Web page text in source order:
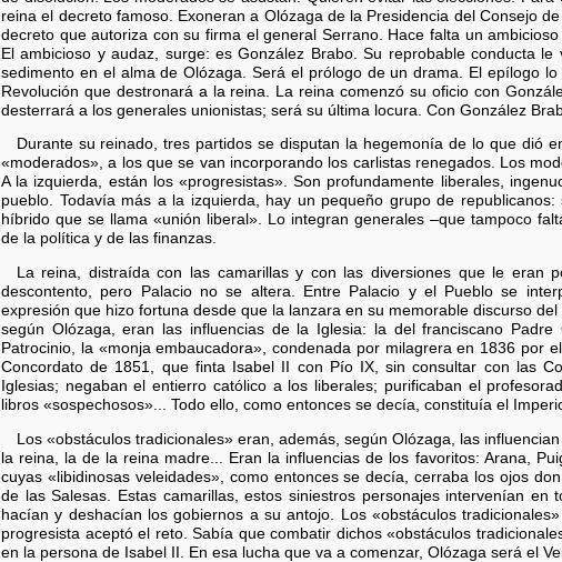
reina el decreto famoso. Exoneran a Olózaga de la Presidencia del Consejo
decreto que autoriza con su firma el general Serrano. Hace falta un
El ambicioso y audaz, surge: es González Brabo. Su reprobable conducta
sedimento en el alma de Olózaga. Será el prólogo de un drama. El epílogo
Revolución que destronará a la reina. La reina comenzó su oficio con
desterrará a los generales unionistas; será su última locura. Con González
Durante su reinado, tres partidos se disputan la hegemonía de lo que dió
«moderados», a los que se van incorporando los carlistas renegados. Los
A la izquierda, están los «progresistas». Son profundamente liberales,
pueblo. Todavía más a la izquierda, hay un pequeño grupo de
híbrido que se llama «unión liberal». Lo integran generales –que tampoco
de la política y de las finanzas.
La reina, distraída con las camarillas y con las diversiones que le
descontento, pero Palacio no se altera. Entre Palacio y el Pueblo se
expresión que hizo fortuna desde que la lanzara en su memorable discurso
según Olózaga, eran las influencias de la Iglesia: la del franciscano
Patrocinio, la «monja embaucadora», condenada por milagrera en 1836 por
Concordato de 1851, que finta Isabel II con Pío IX, sin consultar con las
Iglesias; negaban el entierro católico a los liberales; purificaban el
libros «sospechosos»... Todo ello, como entonces se decía, constituía el
Los «obstáculos tradicionales» eran, además, según Olózaga, las
la reina, la de la reina madre... Eran la influencias de los favoritos: Arana,
cuyas «libidinosas veleidades», como entonces se decía, cerraba los ojos
de las Salesas. Estas camarillas, estos siniestros personajes intervenían
hacían y deshacían los gobiernos a su antojo. Los «obstáculos
progresista aceptó el reto. Sabía que combatir dichos «obstáculos
en la persona de Isabel II. En esa lucha que va a comenzar, Olózaga será el